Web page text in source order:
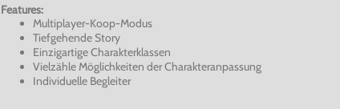
Features:
Multiplayer-Koop-Modus
Tiefgehende Story
Einzigartige Charakterklassen
Vielzähle Möglichkeiten der Charakteranpassung
Individuelle Begleiter